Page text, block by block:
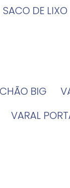
SACO DE LIXO
CHÃO BIG
VARAL